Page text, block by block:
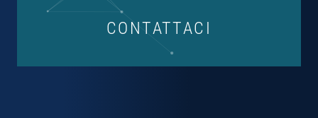
CONTATTACI